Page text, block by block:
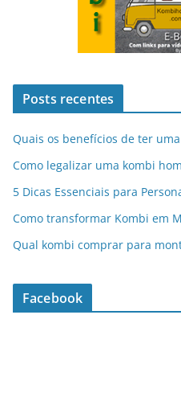
Posts recentes
Quais os benefícios de ter
Como legalizar uma kombi
5 Dicas Essenciais para
Como transformar Kombi em
Qual kombi comprar para
Facebook